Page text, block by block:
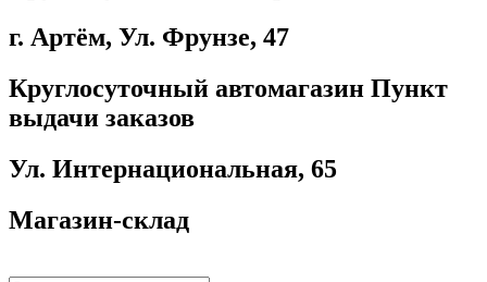
г. Артём, ​Ул. Фрунзе, 47
Круглосуточный автомагазин Пункт
выдачи заказов
Ул. Интернациональная, 65
Магазин-склад